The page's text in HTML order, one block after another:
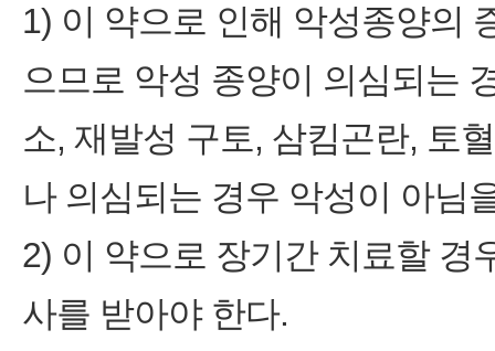
1) 이 약으로 인해 악성종양의
으므로 악성 종양이 의심되는
소, 재발성 구토, 삼킴곤란, 토
나 의심되는 경우 악성이 아님
2) 이 약으로 장기간 치료할 경
사를 받아야 한다.